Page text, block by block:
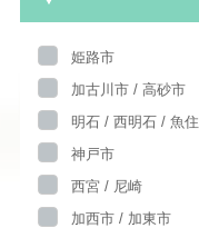
姫路市
加古川市 / 高砂市
明石 / 西明石 / 魚住
神戸市
西宮 / 尼崎
加西市 / 加東市